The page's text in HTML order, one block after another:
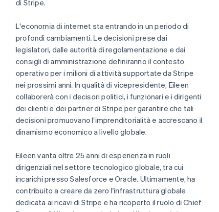
Scopri cosa ti aspetta
Prevenzione delle frodi
Atlas
Costituzione di start-up
Climate
Rimozione del carbonio
Identity
Verifica online dell'identità
Stripe Sessions 2026
Scopri come Stripe sta costruendo l'infrastruttura
Guarda ora
Ecosistema
Stripe App Marketplace
di Stripe.
L'economia di internet sta entrando in un periodo di
profondi cambiamenti. Le decisioni prese dai
legislatori, dalle autorità di regolamentazione e dai
consigli di amministrazione definiranno il contesto
operativo per i milioni di attività supportate da Stripe
nei prossimi anni. In qualità di vicepresidente, Eileen
collaborerà con i decisori politici, i funzionari e i dirigenti
dei clienti e dei partner di Stripe per garantire che tali
decisioni promuovano l'imprenditorialità e accrescano il
dinamismo economico a livello globale.
Eileen vanta oltre 25 anni di esperienza in ruoli
dirigenziali nel settore tecnologico globale, tra cui
incarichi presso Salesforce e Oracle. Ultimamente, ha
contribuito a creare da zero l'infrastruttura globale
dedicata ai ricavi di Stripe e ha ricoperto il ruolo di Chief
Australia
English
Austria
Deutsch English
Belgio
NederlandsFrançaisDeutschEnglish
Português English
Bulgaria
English
Canada
EnglishFrançais
Cina continentale